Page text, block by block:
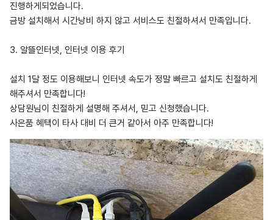
진행하게되었습니다.
금방 설치해서 시간낭비 하지 않고 서비스도 친절하셔서 만족입니다.
3. 알뜰인터넷, 인터넷 이용 후기
설치 1달 정도 이용해보니 인터넷 속도가 정말 빠르고 설치도 친절하게
해주셔서 만족합니다!
상담원님이 친절하게 설명해 주셔서, 믿고 신청했습니다.
사은품 혜택이 타사 대비 더 큰거 같아서 아주 만족합니다!